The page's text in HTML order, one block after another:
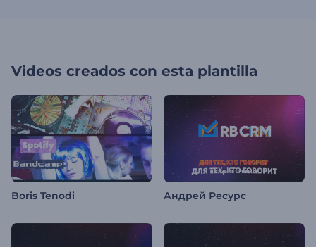
Videos creados con esta plantilla
Boris Tenodi Андрей Ресурс